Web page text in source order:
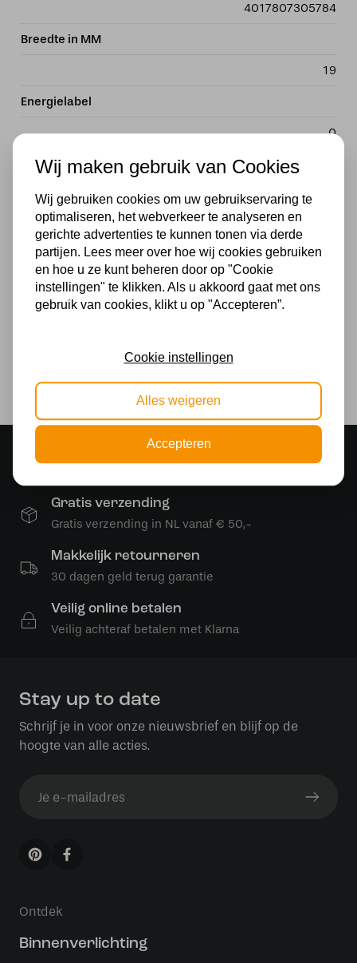
4017807305784
Breedte in MM
19
Energielabel
0
Diepte in MM
Hoogte in MM
IP Waarde
Klassiek
Sfeervolle showroom
Gratis verzending
Gratis verzending in NL vanaf € 50,-
Makkelijk retourneren
30 dagen geld terug garantie
Veilig online betalen
Veilig achteraf betalen met Klarna
Wij maken gebruik van Cookies
Wij gebruiken cookies om uw gebruikservaring te
optimaliseren, het webverkeer te analyseren en
gerichte advertenties te kunnen tonen via derde
partijen. Lees meer over hoe wij cookies gebruiken
en hoe u ze kunt beheren door op "Cookie
instellingen" te klikken. Als u akkoord gaat met ons
gebruik van cookies, klikt u op "Accepteren”.
Cookie instellingen
Alles weigeren
Accepteren
Stay up to date
Schrijf je in voor onze nieuwsbrief en blijf op de
hoogte van alle acties.
Ontdek
Binnenverlichting